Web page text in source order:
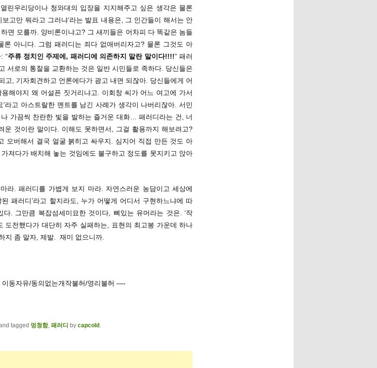
린우리당이나 청와대의 입장을 지지해주고 싶은 생각은 물론
보고만 뭐라고 그러냐’라는 발표 내용은, 그 인간들이 해서는 안
면 모를까. 양비론이냐고? 그 새끼들은 어차피 다 똑같은 놈들
론 아니다. 그럼 패러디는 죄다 없애버리자고? 물론 그것도 아
“주류 정치인 주제에, 패러디에 의존하지 말란 말이다!!!!” 패러
서로의 통찰을 교환하는 것은 일반 시민들로 족하다. 당신들은
고, 기자회견하고 언론에다가 광고 내면 되잖아. 당신들에게 어
해야지 왜 어설픈 짓거리냐고. 이회창 씨가 어느 여고에 가서
’라고 아스트랄한 멘트를 남긴 사례가 생각이 나버리잖아. 서민
가끔씩 찬란한 빛을 발하는 즐거운 대화… 패러디라는 건, 너
운 것이란 말이다. 이해도 못하면서, 그걸 활용까지 해보려고?
오버해서 결국 얼굴 붉히고 싸우지. 심지어 직접 만든 것도 아
져다가 배치해 놓는 것임에도 불구하고 정도를 못지키고 앉아
라. 패러디를 가볍게 보지 마라. 자연스러운 농담이고 세상에
패러디’라고 할지라도, 누가 어떻게 어디서 구현하느냐에 따
. 그만큼 복잡섬세미묘한 것이다, 뼈있는 유머라는 것은. ‘작
도전했다가 대단히 자주 실패하는, 표현의 최고봉 가운데 하나
지 좀 말자, 제발. 재미 없으니까.
동자유/동의없는개작불허/영리불허 —-
tagged 멍청함, 패러디 by capcold.